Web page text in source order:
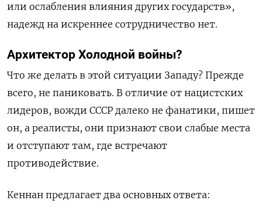
или ослабления влияния других государств»,
надежд на искреннее сотрудничество нет.
Архитектор Холодной войны?
Что же делать в этой ситуации Западу? Прежде
всего, не паниковать. В отличие от нацистских
лидеров, вожди СССР далеко не фанатики, пишет
он, а реалисты, они признают свои слабые места
и отступают там, где встречают
противодействие.
Кеннан предлагает два основных ответа: